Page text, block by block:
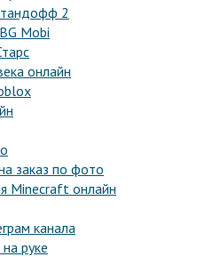
2
Mobi
онлайн
заказ по фото
Minecraft онлайн
канала
руке